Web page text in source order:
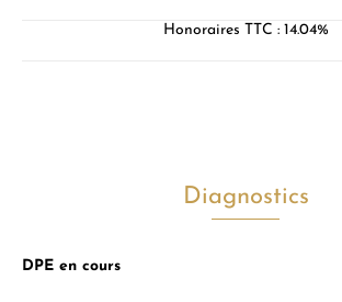
Honoraires TTC : 14.04%
Diagnostics
DPE en cours